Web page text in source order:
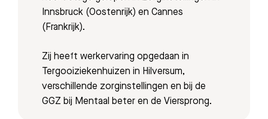
Innsbruck (Oostenrijk) en Cannes
(Frankrijk).
Zij heeft werkervaring opgedaan in
Tergooiziekenhuizen in Hilversum,
verschillende zorginstellingen en bij de
GGZ bij Mentaal beter en de Viersprong.